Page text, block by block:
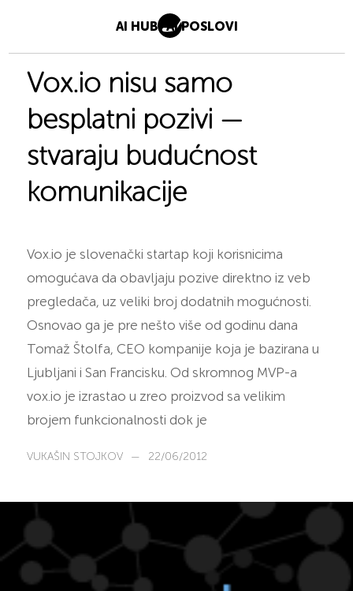
AI HUB AI POSLOVI
Vox.io nisu samo
besplatni pozivi —
stvaraju budućnost
komunikacije
Vox.io je slovenački startap koji korisnicima
omogućava da obavljaju pozive direktno iz veb
pregledača, uz veliki broj dodatnih mogućnosti.
Osnovao ga je pre nešto više od godinu dana
Tomaž Štolfa, CEO kompanije koja je bazirana u
Ljubljani i San Francisku. Od skromnog MVP-a
vox.io je izrastao u zreo proizvod sa velikim
brojem funkcionalnosti dok je
VUKAŠIN STOJKOV — 22/06/2012